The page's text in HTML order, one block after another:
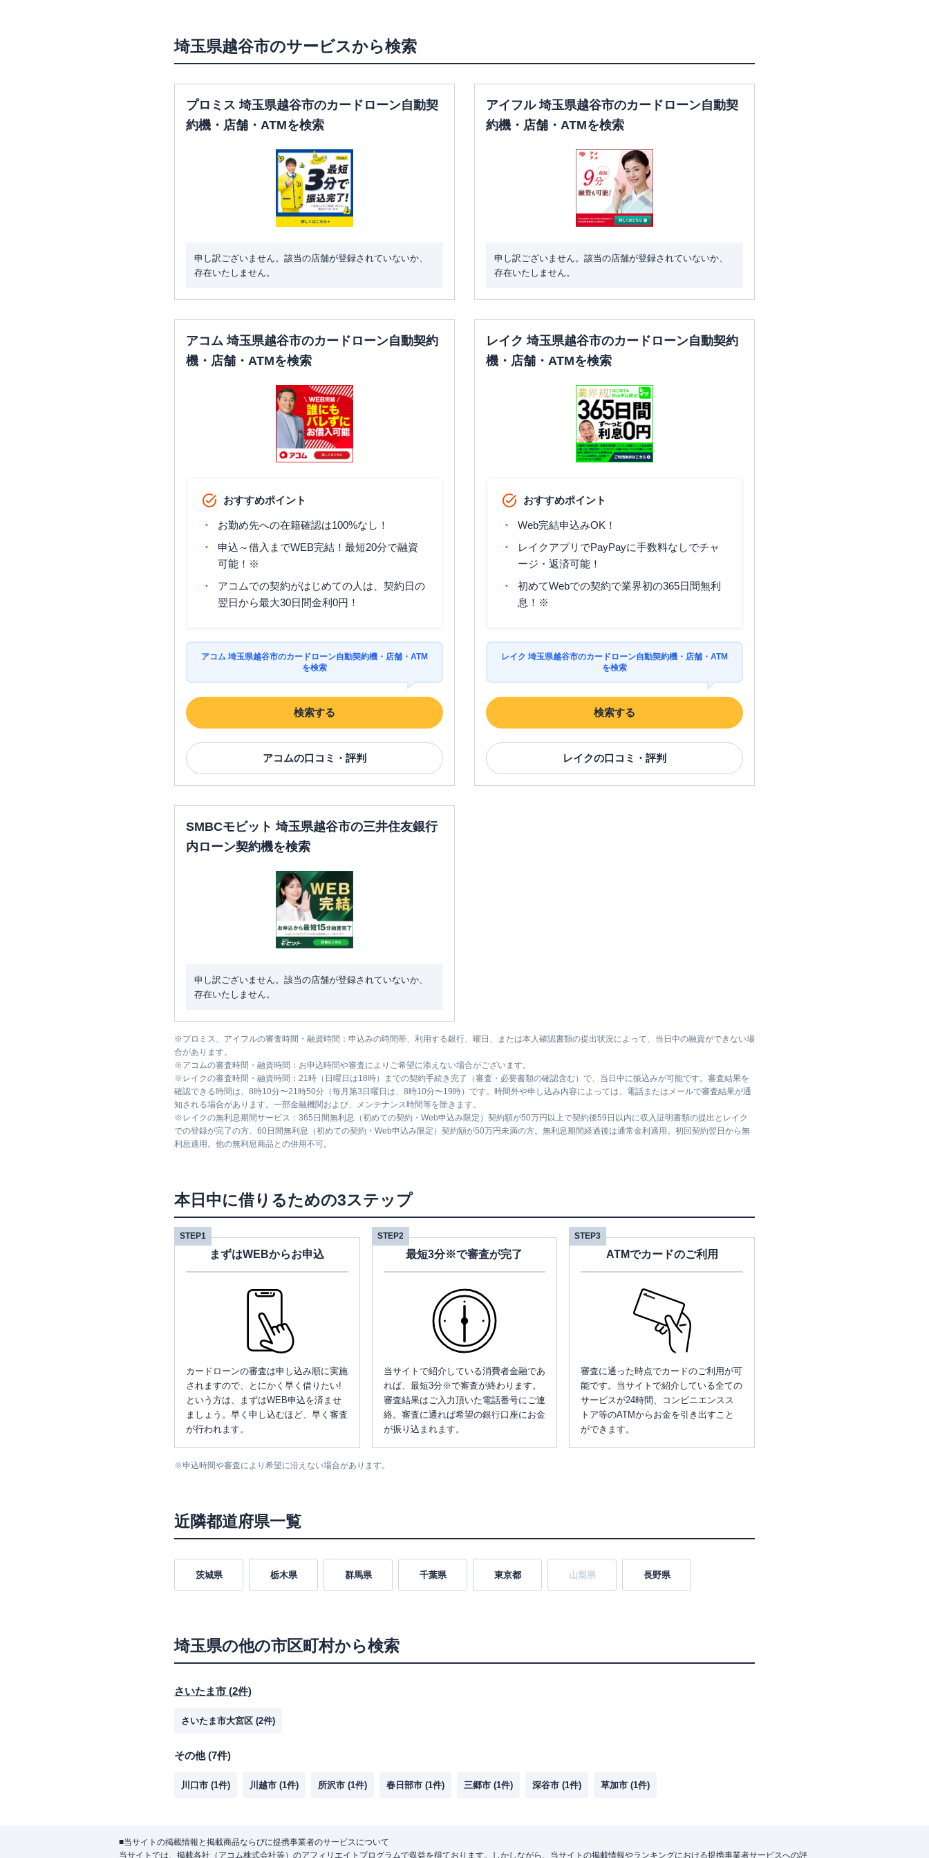
埼玉県越谷市のサービスから検索
プロミス 埼玉県越谷市のカードローン自動契
約機・店舗・ATMを検索
申し訳ございません。該当の店舗が登録されていないか、
存在いたしません。
アイフル 埼玉県越谷市のカードローン自動契
約機・店舗・ATMを検索
申し訳ございません。該当の店舗が登録されていないか、
存在いたしません。
アコム 埼玉県越谷市のカードローン自動契約
機・店舗・ATMを検索
おすすめポイント
お勤め先への在籍確認は100%なし！
申込～借入までWEB完結！最短20分で融資
可能！※
アコムでの契約がはじめての人は、契約日の
翌日から最大30日間金利0円！
アコム 埼玉県越谷市のカードローン自動契約機・店舗・ATM
を検索
検索する
アコムの口コミ・評判
レイク 埼玉県越谷市のカードローン自動契約
機・店舗・ATMを検索
おすすめポイント
Web完結申込みOK！
レイクアプリでPayPayに手数料なしでチャ
ージ・返済可能！
初めてWebでの契約で業界初の365日間無利
息！※
レイク 埼玉県越谷市のカードローン自動契約機・店舗・ATM
を検索
検索する
レイクの口コミ・評判
SMBCモビット 埼玉県越谷市の三井住友銀行
内ローン契約機を検索
申し訳ございません。該当の店舗が登録されていないか、
存在いたしません。
※プロミス、アイフルの審査時間・融資時間：申込みの時間帯、利用する銀行、曜日、または本人確認書類の提出状況によって、当日中の融資ができない場
合があります。
※アコムの審査時間・融資時間：お申込時間や審査によりご希望に添えない場合がございます。
※ レイクの審査時間・融資時間：21時（日曜日は18時）までの契約手続き完了（審査・必要書類の確認含む）で、当日中に振込みが可能です。審査結果を
確認できる時間は、8時10分〜21時50分（毎月第3日曜日は、8時10分〜19時）です。時間外や申し込み内容によっては、電話またはメールで審査結果が通
知される場合があります。一部金融機関および、メンテナンス時間等を除きます。
※ レイクの無利息期間サービス：365日間無利息（初めての契約・Web申込み限定）契約額が50万円以上で契約後59日以内に収入証明書類の提出とレイク
での登録が完了の方。60日間無利息（初めての契約・Web申込み限定）契約額が50万円未満の方。無利息期間経過後は通常金利適用。初回契約翌日から無
利息適用。他の無利息商品との併用不可。
本日中に借りるための3ステップ
STEP1
まずはWEBからお申込
カードローンの審査は申し込み順に実施
されますので、とにかく早く借りたい!
という方は、まずはWEB申込を済ませ
ましょう。早く申し込むほど、早く審査
が行われます。
STEP2
最短3分※で審査が完了
当サイトで紹介している消費者金融であ
れば、最短3分※で審査が終わります。
審査結果はご入力頂いた電話番号にご連
絡。審査に通れば希望の銀行口座にお金
が振り込まれます。
STEP3
ATMでカードのご利用
審査に通った時点でカードのご利用が可
能です。当サイトで紹介している全ての
サービスが24時間、コンビニエンスス
トア等のATMからお金を引き出すこと
ができます。
※申込時間や審査により希望に沿えない場合があります。
近隣都道府県一覧
茨城県 栃木県 群馬県 千葉県 東京都 山梨県 長野県
埼玉県の他の市区町村から検索
さいたま市 (2件)
さいたま市大宮区 (2件)
その他(7件)
川口市 (1件) 川越市 (1件) 所沢市 (1件) 春日部市 (1件) 三郷市 (1件) 深谷市 (1件) 草加市 (1件)
■当サイトの掲載情報と掲載商品ならびに提携事業者のサービスについて
当サイトでは、掲載各社（アコム株式会社等）のアフィリエイトプログラムで収益を得ております。しかしながら、当サイトの掲載情報やランキングにおける提携事業者サービスへの評